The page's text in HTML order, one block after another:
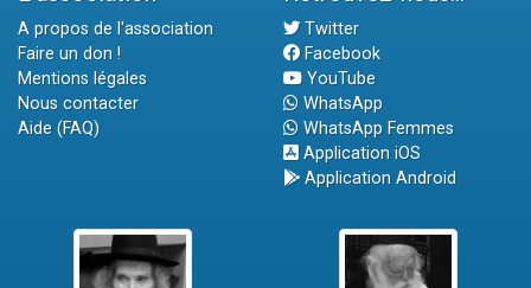
A propos de l'association
Faire un don !
Mentions légales
Nous contacter
Aide (FAQ)
Twitter
Facebook
YouTube
WhatsApp
WhatsApp Femmes
Application iOS
Application Android